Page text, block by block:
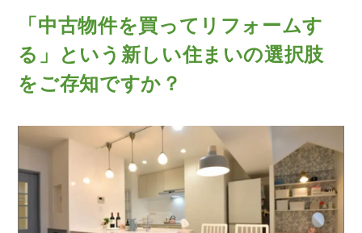
「中古物件を買ってリフォームす
る」という 新しい住まいの選択肢
をご存知ですか？